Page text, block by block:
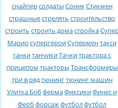
снайперсолдаты СоникСтикмен
страшныестрелять строительство
строить строить домастройка
Марио супергероиСуперментакси
танкитанчикиТачкитрактора с
прицепом тракторы Трансформеры
три в рядтюнингтюнинг машин
Улитка Боб фермаФиксикиФинес и
Ферб форсажфутболфутбол